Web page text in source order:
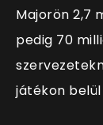
Majorön 2,7
pedig 70
játékon